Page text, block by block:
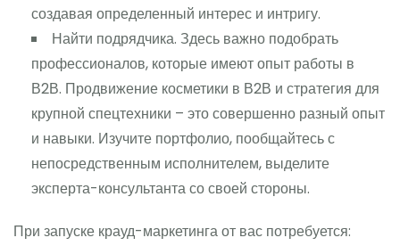
создавая определенный интерес и интригу.
Найти подрядчика. Здесь важно подобрать
профессионалов, которые имеют опыт работы в
В2В. Продвижение косметики в В2В и стратегия для
крупной спецтехники – это совершенно разный опыт
и навыки. Изучите портфолио, пообщайтесь с
непосредственным исполнителем, выделите
эксперта-консультанта со своей стороны.
При запуске крауд-маркетинга от вас потребуется: